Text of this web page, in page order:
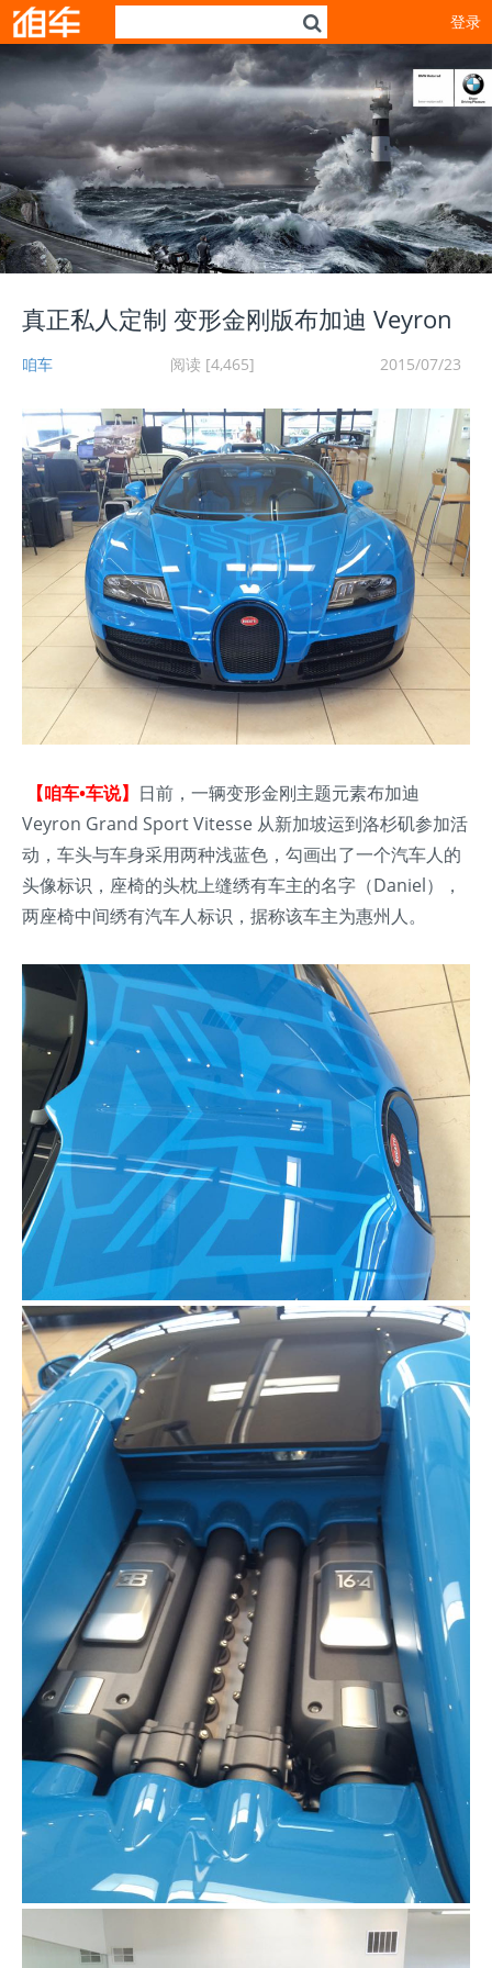
登录
真正私人定制 变形金刚版布加迪 Veyron
咱车 阅读 [4,465] 2015/07/23
【咱车•车说】 日前，一辆变形金刚主题元素布加迪
Veyron Grand Sport Vitesse 从新加坡运到洛杉矶参加活
动，车头与车身采用两种浅蓝色，勾画出了一个汽车人的
头像标识，座椅的头枕上缝绣有车主的名字（Daniel），
两座椅中间绣有汽车人标识，据称该车主为惠州人。